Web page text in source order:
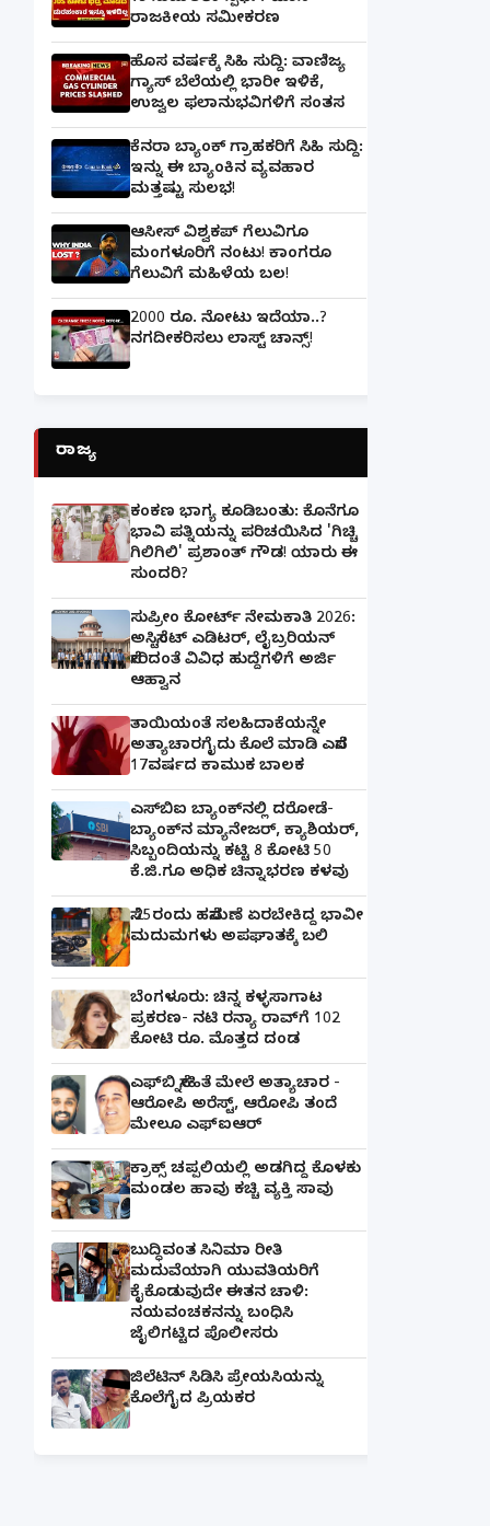
ರಾಜಕೀಯ ಸಮೀಕರಣ
ಹೊಸ ವರ್ಷಕ್ಕೆ ಸಿಹಿ ಸುದ್ದಿ: ವಾಣಿಜ್ಯ
ಗ್ಯಾಸ್‌ ಬೆಲೆಯಲ್ಲಿ ಭಾರೀ ಇಳಿಕೆ,
ಉಜ್ವಲ ಫಲಾನುಭವಿಗಳಿಗೆ ಸಂತಸ
ಕೆನರಾ ಬ್ಯಾಂಕ್‌ ಗ್ರಾಹಕರಿಗೆ ಸಿಹಿ ಸುದ್ದಿ:
ಇನ್ನು ಈ ಬ್ಯಾಂಕಿನ ವ್ಯವಹಾರ
ಮತ್ತಷ್ಟು ಸುಲಭ!
ಆಸೀಸ್ ವಿಶ್ವಕಪ್ ಗೆಲುವಿಗೂ
ಮಂಗಳೂರಿಗೆ ನಂಟು! ಕಾಂಗರೂ
ಗೆಲುವಿಗೆ ಮಹಿಳೆಯ ಬಲ!
2000 ರೂ. ನೋಟು ಇದೆಯಾ..?
ನಗದೀಕರಿಸಲು ಲಾಸ್ಟ್‌ ಚಾನ್ಸ್‌!
ರಾಜ್ಯ
ಕಂಕಣ ಭಾಗ್ಯ ಕೂಡಿಬಂತು: ಕೊನೆಗೂ
ಭಾವಿ ಪತ್ನಿಯನ್ನು ಪರಿಚಯಿಸಿದ 'ಗಿಚ್ಚಿ
ಗಿಲಿಗಿಲಿ' ಪ್ರಶಾಂತ್ ಗೌಡ! ಯಾರು ಈ
ಸುಂದರಿ?
ಸುಪ್ರೀಂ ಕೋರ್ಟ್ ನೇಮಕಾತಿ 2026:
ಅಸಿಸ್ಟೆಂಟ್ ಎಡಿಟರ್, ಲೈಬ್ರರಿಯನ್
ಸೇರಿದಂತೆ ವಿವಿಧ ಹುದ್ದೆಗಳಿಗೆ ಅರ್ಜಿ
ಆಹ್ವಾನ
ತಾಯಿಯಂತೆ ಸಲಹಿದಾಕೆಯನ್ನೇ
ಅತ್ಯಾಚಾರಗೈದು ಕೊಲೆ ಮಾಡಿ ಎಸೆದ
17ವರ್ಷದ ಕಾಮುಕ ಬಾಲಕ
ಎಸ್‌ಬಿಐ ಬ್ಯಾಂಕ್‌ನಲ್ಲಿ‌ ದರೋಡೆ-
ಬ್ಯಾಂಕ್​ನ ಮ್ಯಾನೇಜರ್‌, ಕ್ಯಾಶಿಯರ್‌,
ಸಿಬ್ಬಂದಿಯನ್ನು ಕಟ್ಟಿ 8 ಕೋಟಿ 50
ಕೆ.ಜಿ.ಗೂ ಅಧಿಕ ಚಿನ್ನಾಭರಣ ಕಳವು
ಸೆ.25ರಂದು ಹಸೆಮಣೆ ಏರಬೇಕಿದ್ದ ಭಾವೀ
ಮದುಮಗಳು ಅಪಘಾತಕ್ಕೆ ಬಲಿ
ಬೆಂಗಳೂರು: ಚಿನ್ನ ಕಳ್ಳಸಾಗಾಟ
ಪ್ರಕರಣ- ನಟಿ ರನ್ಯಾ ರಾವ್‌ಗೆ 102
ಕೋಟಿ ರೂ. ಮೊತ್ತದ ದಂಡ
ಎಫ್‌ಬಿ ಸ್ನೇಹಿತೆ ಮೇಲೆ ಅತ್ಯಾಚಾರ -
ಆರೋಪಿ ಅರೆಸ್ಟ್, ಆರೋಪಿ ತಂದೆ
ಮೇಲೂ ಎಫ್ಐಆರ್
ಕ್ರಾಕ್ಸ್ ಚಪ್ಪಲಿಯಲ್ಲಿ ಅಡಗಿದ್ದ ಕೊಳಕು
ಮಂಡಲ ಹಾವು ಕಚ್ಚಿ ವ್ಯಕ್ತಿ ಸಾವು
ಬುದ್ಧಿವಂತ ಸಿನಿಮಾ ರೀತಿ
ಮದುವೆಯಾಗಿ ಯುವತಿಯರಿಗೆ
ಕೈಕೊಡುವುದೇ ಈತನ ಚಾಳಿ:
ನಯವಂಚಕನನ್ನು ಬಂಧಿಸಿ
ಜೈಲಿಗಟ್ಟಿದ ಪೊಲೀಸರು
ಜಿಲೆಟಿನ್ ಸಿಡಿಸಿ ಪ್ರೇಯಸಿಯನ್ನು
ಕೊಲೆಗೈದ ಪ್ರಿಯಕರ